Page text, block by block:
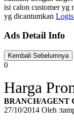
isi calon customer yg
yg dicantumkan
Ads Detail Info
0
Harga
BRANCH/AGENT
27/10/2014 Oleh